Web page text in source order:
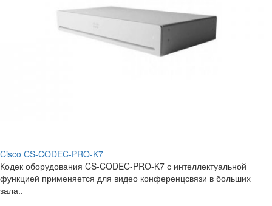
Cisco CS-CODEC-PRO-K7
Кодек оборудования CS-CODEC-PRO-K7 с интеллектуальной
функцией применяется для видео конференцсвязи в больших
зала..